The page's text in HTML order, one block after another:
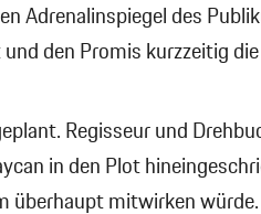
Adrenalinspiegel des
den Promis kurzzeitig
Regisseur und
in den Plot
überhaupt mitwirken